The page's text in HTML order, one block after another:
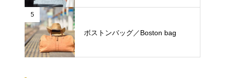
5
ボストンバッグ／Boston bag